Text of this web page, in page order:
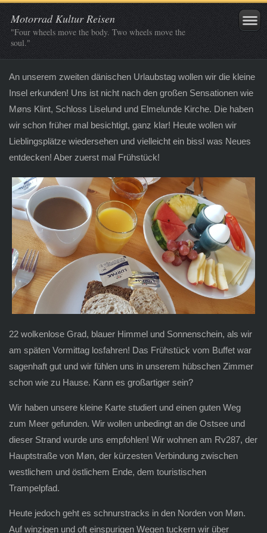
Motorrad Kultur Reisen
"Four wheels move the body. Two wheels move the
soul."
An unserem zweiten dänischen Urlaubstag wollen wir die kleine
Insel erkunden! Uns ist nicht nach den großen Sensationen wie
Møns Klint, Schloss Liselund und Elmelunde Kirche. Die haben
wir schon früher mal besichtigt, ganz klar! Heute wollen wir
Lieblingsplätze wiedersehen und vielleicht ein bissl was Neues
entdecken! Aber zuerst mal Frühstück!
22 wolkenlose Grad, blauer Himmel und Sonnenschein, als wir
am späten Vormittag losfahren! Das Frühstück vom Buffet war
sagenhaft gut und wir fühlen uns in unserem hübschen Zimmer
schon wie zu Hause. Kann es großartiger sein?
Wir haben unsere kleine Karte studiert und einen guten Weg
zum Meer gefunden. Wir wollen unbedingt an die Ostsee und
dieser Strand wurde uns empfohlen! Wir wohnen am Rv287, der
Hauptstraße von Møn, der kürzesten Verbindung zwischen
westlichem und östlichem Ende, dem touristischen
Trampelpfad.
Heute jedoch geht es schnurstracks in den Norden von Møn.
Auf winzigen und oft einspurigen Wegen tuckern wir über